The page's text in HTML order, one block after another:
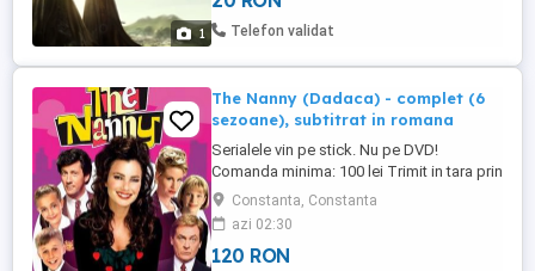
1 Telefon validat
The Nanny (Dadaca) - complet (6
sezoane), subtitrat in romana
Serialele vin pe stick. Nu pe DVD!
Comanda minima: 100 lei Trimit in tara prin
Posta Romana. Costa 15 lei.
Constanta, Constanta
azi 02:30
120 RON